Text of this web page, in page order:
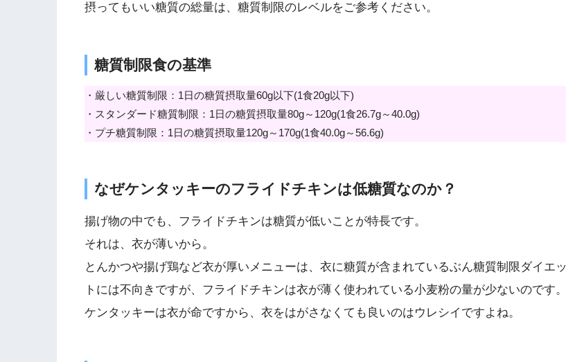
摂ってもいい糖質の総量は、糖質制限のレベルをご参考ください。
糖質制限食の基準
・厳しい糖質制限：1日の糖質摂取量60g以下(1食20g以下)
・スタンダード糖質制限：1日の糖質摂取量80g～120g(1食26.7g～40.0g)
・プチ糖質制限：1日の糖質摂取量120g～170g(1食40.0g～56.6g)
なぜケンタッキーのフライドチキンは低糖質なのか？
揚げ物の中でも、フライドチキンは糖質が低いことが特長です。
それは、衣が薄いから。
とんかつや揚げ鶏など衣が厚いメニューは、衣に糖質が含まれているぶん糖質制限ダイエッ
トには不向きですが、フライドチキンは衣が薄く使われている小麦粉の量が少ないのです。
ケンタッキーは衣が命ですから、衣をはがさなくても良いのはウレシイですよね。